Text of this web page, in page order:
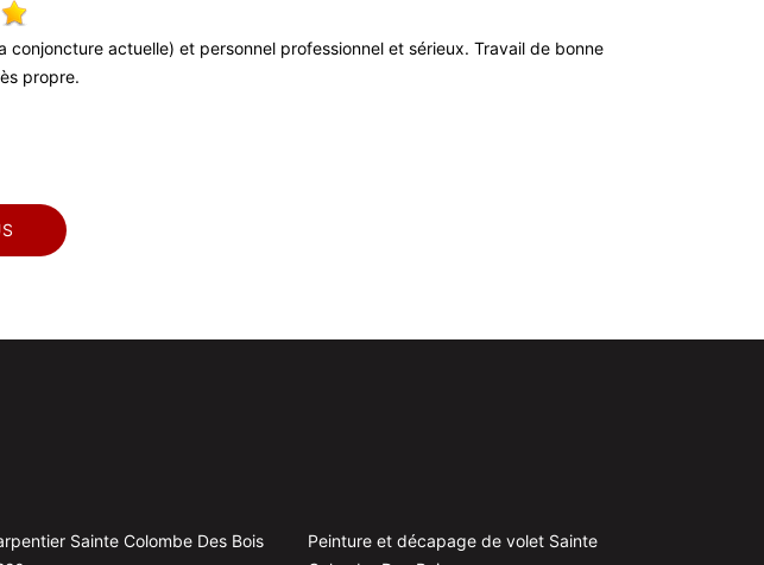
actuelle) et personnel professionnel et sérieux. Travail de bonne
propre.
Sainte Colombe Des Bois
Peinture et décapage de volet Sainte